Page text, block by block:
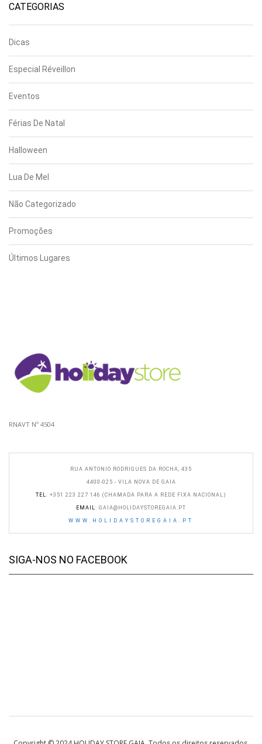
CATEGORIAS
Dicas
Especial Réveillon
Eventos
Férias De Natal
Halloween
Lua De Mel
Não Categorizado
Promoções
Últimos Lugares
RNAVT Nº 4504
RUA ANTONIO RODRIGUES DA ROCHA, 435
4400-025 - VILA NOVA DE GAIA
TEL : +351 223 227 146 (CHAMADA PARA A REDE FIXA NACIONAL)
EMAIL : GAIA@HOLIDAYSTOREGAIA.PT
WWW.HOLIDAYSTOREGAIA.PT
SIGA-NOS NO FACEBOOK